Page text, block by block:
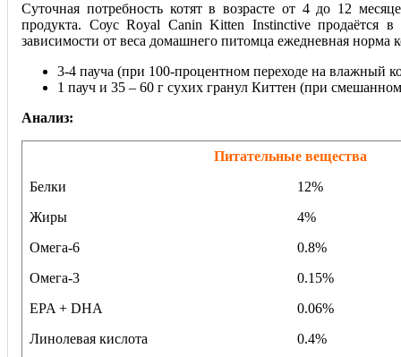
Суточная потребность котят в возрасте от 4 до 12
продукта. Соус Royal Canin Kitten Instinctive продаётся
зависимости от веса домашнего питомца ежедневная норма
3-4 пауча (при 100-процентном переходе на влажный
1 пауч и 35 – 60 г сухих гранул Киттен (при
Анализ:
Питательные вещества
Белки
12%
Жиры
4%
Омега-6
0.8%
Омега-3
0.15%
EPA + DHA
0.06%
Линолевая кислота
0.4%